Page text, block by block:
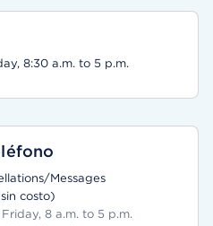
8:30 a.m. to 5 p.m.
Messages
costo)
8 a.m. to 5 p.m.